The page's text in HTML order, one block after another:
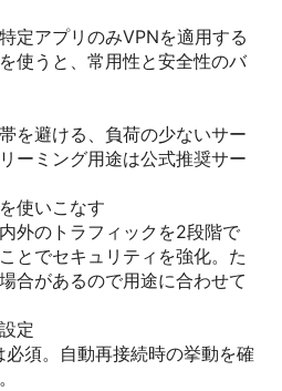
定アプリのみVPNを適用する
使うと、常用性と安全性のバ
を避ける、負荷の少ないサー
ーミング用途は公式推奨サー
使いこなす
外のトラフィックを2段階で
とでセキュリティを強化。た
合があるので用途に合わせて
定
須。自動再接続時の挙動を確